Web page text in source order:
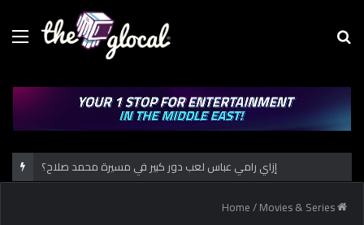
Menu
إزاي رامي عباس لعب دور كبير في مسيرة محمد صلاح؟
/Movies & Series